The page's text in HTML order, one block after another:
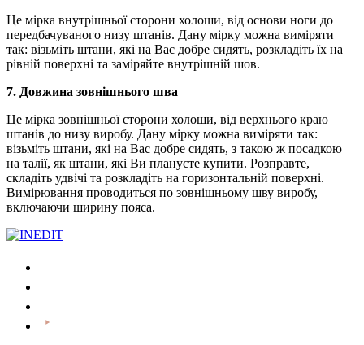
Це мірка внутрішньої сторони холоши, від основи ноги до
передбачуваного низу штанів. Дану мірку можна виміряти
так: візьміть штани, які на Вас добре сидять, розкладіть їх на
рівній поверхні та заміряйте внутрішній шов.
7. Довжина зовнішнього шва
Це мірка зовнішньої сторони холоши, від верхнього краю
штанів до низу виробу. Дану мірку можна виміряти так:
візьміть штани, які на Вас добре сидять, з такою ж посадкою
на талії, як штани, які Ви плануєте купити. Розправте,
складіть удвічі та розкладіть на горизонтальній поверхні.
Вимірювання проводиться по зовнішньому шву виробу,
включаючи ширину пояса.